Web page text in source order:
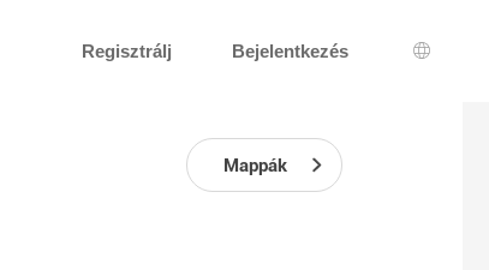
Regisztrálj Bejelentkezés
Nyelv
Mappák